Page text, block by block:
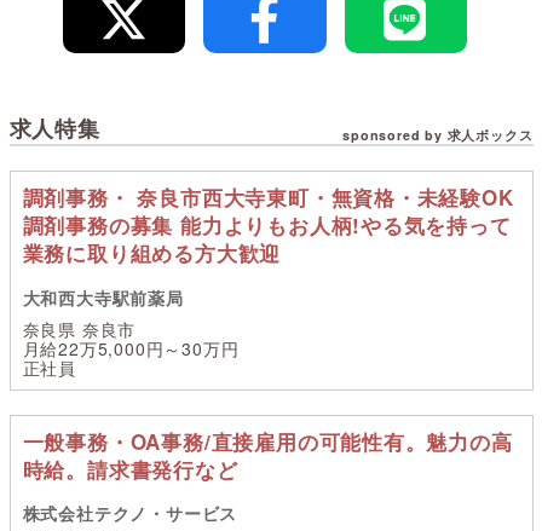
求人特集 sponsored by 求人ボックス
調剤事務・ 奈良市西大寺東町・無資格・未経験OK
調剤事務の募集 能力よりもお人柄!やる気を持って
業務に取り組める方大歓迎
大和西大寺駅前薬局
奈良県 奈良市
月給22万5,000円～30万円
正社員
一般事務・OA事務/直接雇用の可能性有。魅力の高
時給。請求書発行など
株式会社テクノ・サービス